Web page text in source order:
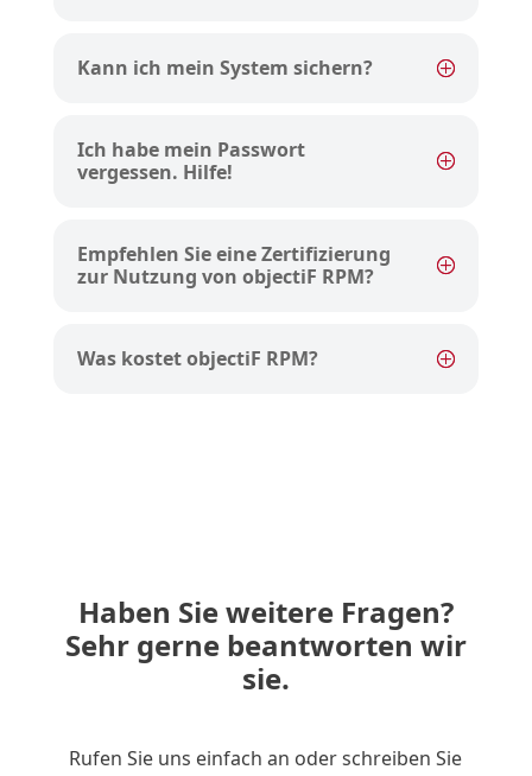
Kann ich mein System sichern?
Ich habe mein Passwort
vergessen. Hilfe!
Empfehlen Sie eine Zertifizierung
zur Nutzung von objectiF RPM?
Was kostet objectiF RPM?
Haben Sie weitere Fragen?
Sehr gerne beantworten wir
sie.
Rufen Sie uns einfach an oder schreiben Sie